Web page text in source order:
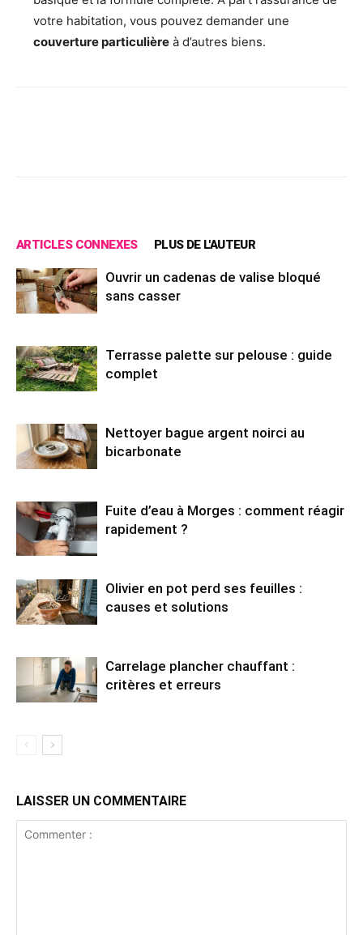
votre habitation, vous pouvez demander une
couverture particulière à d’autres biens.
ARTICLES CONNEXES PLUS DE L'AUTEUR
Ouvrir un cadenas de valise bloqué
sans casser
Terrasse palette sur pelouse : guide
complet
Nettoyer bague argent noirci au
bicarbonate
Fuite d’eau à Morges : comment réagir
rapidement ?
Olivier en pot perd ses feuilles :
causes et solutions
Carrelage plancher chauffant :
critères et erreurs
LAISSER UN COMMENTAIRE